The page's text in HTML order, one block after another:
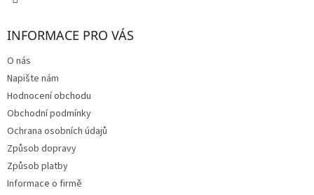
INFORMACE PRO VÁS
O nás
Napište nám
Hodnocení obchodu
Obchodní podmínky
Ochrana osobních údajů
Způsob dopravy
Způsob platby
Informace o firmě